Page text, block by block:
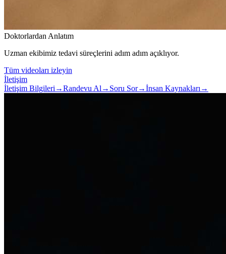
Doktorlardan Anlatım
Uzman ekibimiz tedavi süreçlerini adım adım açıklıyor.
Tüm videoları izleyin
İletişim
İletişim Bilgileri →Randevu Al → Soru Sor→İnsan Kaynakları →